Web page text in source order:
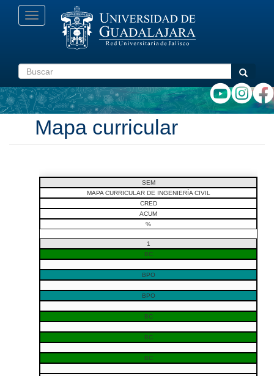
Pasar
Toggle
navigation
Buscar Buscar
Mapa curricular
SEM
MAPA CURRICULAR DE INGENIERÍA CIVIL
CRED
ACUM
%
1
BC
BPO
BPO
BC
BC
BC